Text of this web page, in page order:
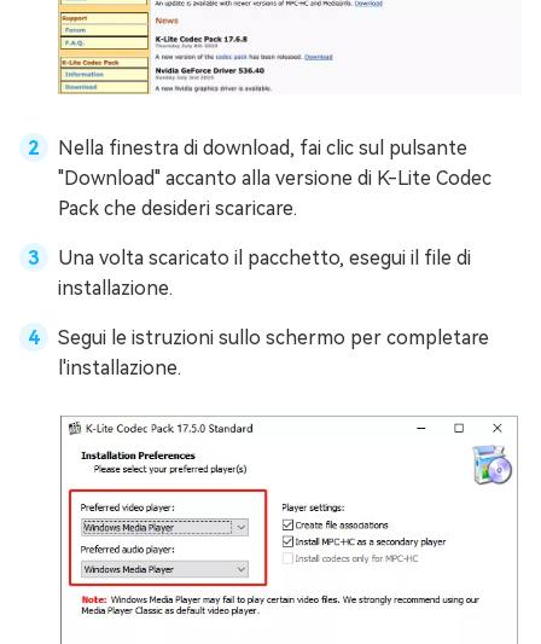
Nella finestra di download, fai clic sul pulsante
"Download" accanto alla versione di K-Lite Codec
Pack che desideri scaricare.
Una volta scaricato il pacchetto, esegui il file di
installazione.
Segui le istruzioni sullo schermo per completare
l'installazione.